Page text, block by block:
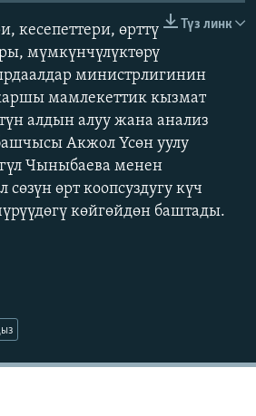
сайттары
Түз линк
кесепеттери, өрттү
мүмкүнчүлүктөрү
министрлигинин
мамлекеттик кызмат
алдын алуу жана анализ
Акжол Үсөн уулу
Чыныбаева менен
өрт коопсуздугу күч
көйгөйдөн баштады.